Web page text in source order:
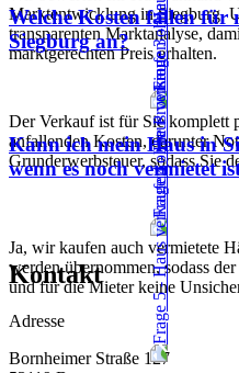
Marktentwicklung in Siegburg.
transparenten Marktanalyse,
marktgerechten Preis erhalten.
Welche Kosten fallen für
Siegburg an?
Der Verkauf ist für Sie komplett
anfallenden Kosten, darunter
Grunderwerbsteuer, sodass Sie
Kann ich mein Haus in
wenn es noch vermietet
Ja, wir kaufen auch vermietete
werden übernommen, sodass
und für die Mieter keine
Kontakt
Adresse
Bornheimer Straße 127